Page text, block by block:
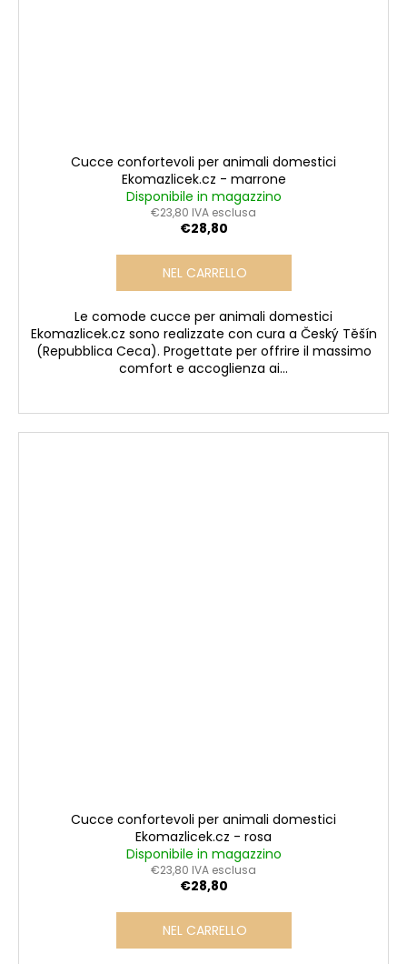
Cucce confortevoli per animali domestici
Ekomazlicek.cz - marrone
Disponibile in magazzino
€23,80 IVA esclusa
€28,80
NEL CARRELLO
Le comode cucce per animali domestici
Ekomazlicek.cz sono realizzate con cura a Český Těšín
(Repubblica Ceca). Progettate per offrire il massimo
comfort e accoglienza ai...
Cucce confortevoli per animali domestici
Ekomazlicek.cz - rosa
Disponibile in magazzino
€23,80 IVA esclusa
€28,80
NEL CARRELLO